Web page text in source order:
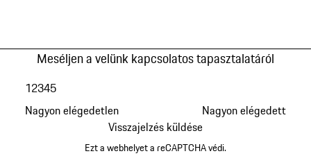
Meséljen a velünk kapcsolatos tapasztalatáról
Nagyon elégedetlen
12345
Nagyon elégedett
Visszajelzés küldése
Ezt a webhelyet a reCAPTCHA védi.